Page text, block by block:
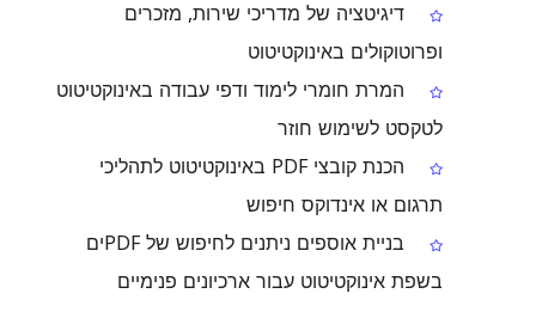
דיגיטציה של מדריכי שירות, מזכרים
ופרוטוקולים באינוקטיטוט
המרת חומרי לימוד ודפי עבודה באינוקטיטוט
לטקסט לשימוש חוזר
הכנת קובצי PDF באינוקטיטוט לתהליכי
תרגום או אינדוקס חיפוש
בניית אוספים ניתנים לחיפוש של PDFים
בשפת אינוקטיטוט עבור ארכיונים פנימיים